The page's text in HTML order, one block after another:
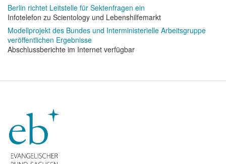
Berlin richtet Leitstelle für Sektenfragen ein
Infotelefon zu Scientology und Lebenshilfemarkt
Modellprojekt des Bundes und Interministerielle Arbeitsgruppe
veröffentlichen Ergebnisse
Abschlussberichte im Internet verfügbar